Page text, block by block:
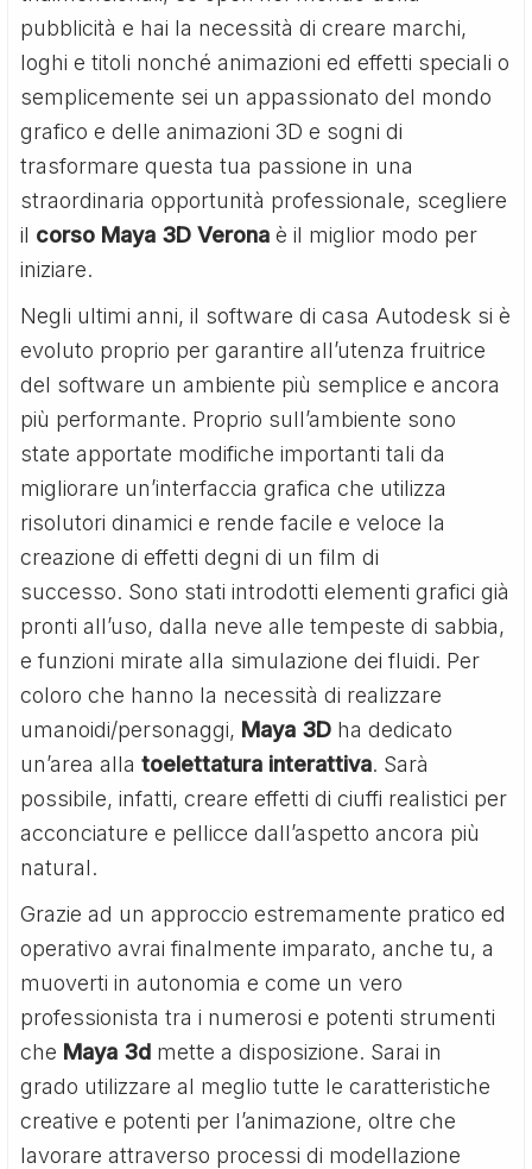
pubblicità e hai la necessità di creare marchi,
loghi e titoli nonché animazioni ed effetti speciali o
semplicemente sei un appassionato del mondo
grafico e delle animazioni 3D e sogni di
trasformare questa tua passione in una
straordinaria opportunità professionale, scegliere
il corso Maya 3D Verona è il miglior modo per
iniziare.
Negli ultimi anni, il software di casa Autodesk si è
evoluto proprio per garantire all’utenza fruitrice
del software un ambiente più semplice e ancora
più performante. Proprio sull’ambiente sono
state apportate modifiche importanti tali da
migliorare un’interfaccia grafica che utilizza
risolutori dinamici e rende facile e veloce la
creazione di effetti degni di un film di
successo. Sono stati introdotti elementi grafici già
pronti all’uso, dalla neve alle tempeste di sabbia,
e funzioni mirate alla simulazione dei fluidi. Per
coloro che hanno la necessità di realizzare
umanoidi/personaggi, Maya 3D ha dedicato
un’area allatoelettatura interattiva. Sarà
possibile, infatti, creare effetti di ciuffi realistici per
acconciature e pellicce dall’aspetto ancora più
natural.
Grazie ad un approccio estremamente pratico ed
operativo avrai finalmente imparato, anche tu, a
muoverti in autonomia e come un vero
professionista tra i numerosi e potenti strumenti
che Maya 3d mette a disposizione. Sarai in
grado utilizzare al meglio tutte le caratteristiche
creative e potenti per l’animazione, oltre che
lavorare attraverso processi di modellazione